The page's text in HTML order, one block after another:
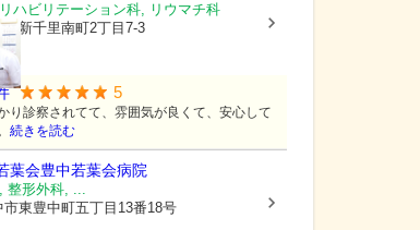
ハビリテーション科, リウマチ科
市新千里南町2丁目7-3
5
り診察されてて、雰囲気が良くて、安心して
続きを読む
葉会豊中若葉会病院
整形外科, ...
市東豊中町五丁目13番18号